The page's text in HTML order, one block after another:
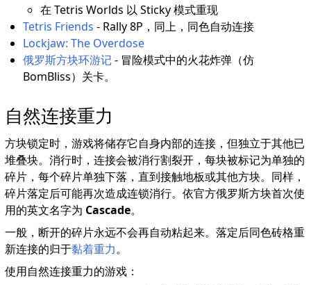
在 Tetris Worlds 以 Sticky 模式重现
Tetris Friends - Rally 8P，同上，同色自动连接
Lockjaw: The Overdose
俄罗斯方块环游记- 冒险模式中的火花炸弹（仿
BomBliss）关卡。
自然连接重力
方块锁定时，游戏将储存它自身内部的连接，但独立于其他已
堆叠块。消行时，连接会被消行割裂开，每块被标记为单独的
碎片，每个碎片单独下落，直到接触地板或其他方块。同样，
碎片落定后可能再次造成连锁消行。依官方俄罗斯方块首次使
用的英文名字为 Cascade。
一般，断开的碎片永远不会再自动粘起来。落定后同色砖格重
新连接的归于黏着重力。
使用自然连接重力的游戏：